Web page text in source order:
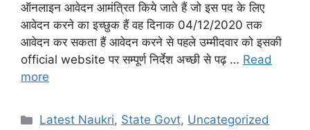
ऑनलाइन आवेदन आमंत्रित किये जाते हैं जो इस पद के लिए
आवेदन करने का इच्छुक हैं वह दिनाक 04/12/2020 तक
आवेदन कर सकता हैं आवेदन करने से पहले उम्मीदवार को इसकी
official website पर सम्पूर्ण निर्देश अच्छी से पढ़ … Read
more
Categories
Latest Naukri, State Govt, Uncategorized